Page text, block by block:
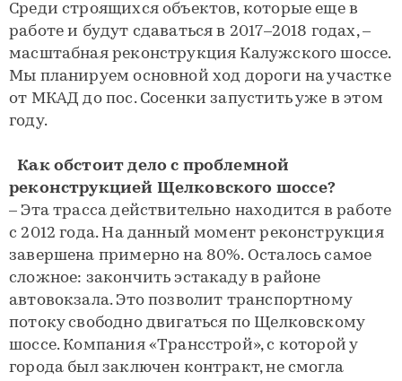
Среди строящихся объектов, которые еще в
работе и будут сдаваться в 2017–2018 годах, –
масштабная реконструкция Калужского шоссе.
Мы планируем основной ход дороги на участке
от МКАД до пос. Сосенки запустить уже в этом
году.
Как обстоит дело с проблемной
реконструкцией Щелковского шоссе?
– Эта трасса действительно находится в работе
с 2012 года. На данный момент реконструкция
завершена примерно на 80%. Осталось самое
сложное: закончить эстакаду в районе
автовокзала. Это позволит транспортному
потоку свободно двигаться по Щелковскому
шоссе. Компания «Трансстрой», с которой у
города был заключен контракт, не смогла